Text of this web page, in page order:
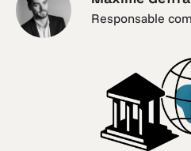
Responsable